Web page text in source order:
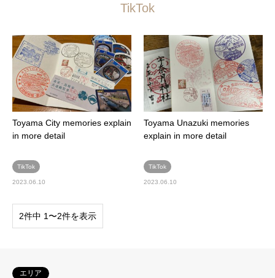
TikTok
Toyama City memories explain
in more detail
TikTok
2023.06.10
Toyama Unazuki memories
explain in more detail
TikTok
2023.06.10
2件中 1〜2件を表示
エリア